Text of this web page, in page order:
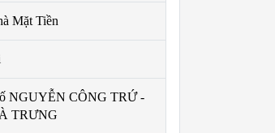
Mặt Tiền
NGUYỄN CÔNG TRỨ -
TRƯNG